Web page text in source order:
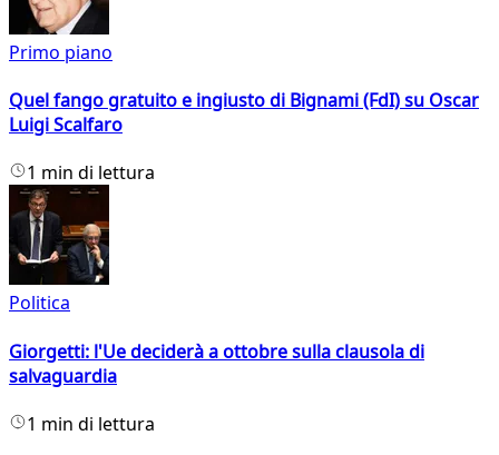
Primo piano
Quel fango gratuito e ingiusto di Bignami (FdI) su Oscar
Luigi Scalfaro
1 min di lettura
Politica
Giorgetti: l'Ue deciderà a ottobre sulla clausola di
salvaguardia
1 min di lettura